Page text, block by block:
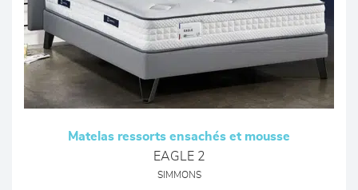
Matelas ressorts ensachés et mousse
EAGLE 2
SIMMONS